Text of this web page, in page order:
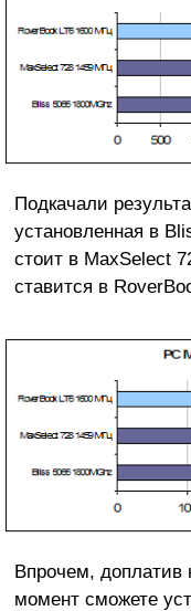
Подкачали
установленная в
стоит в MaxSelect
ставится в
Впрочем,
момент сможете